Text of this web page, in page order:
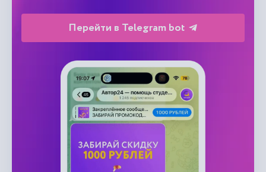
Перейти в Telegram bot